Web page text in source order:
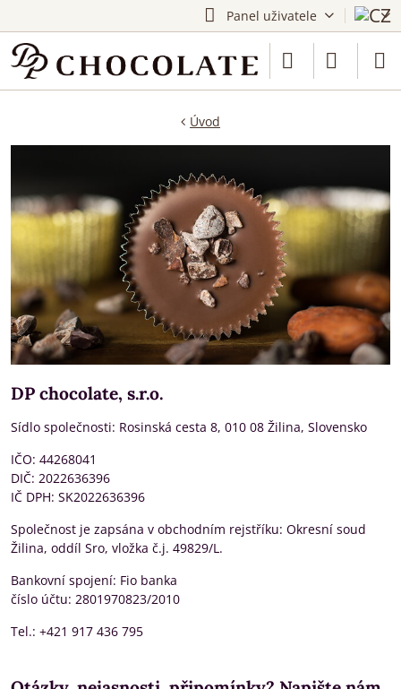
Panel uživatele
Úvod
DP chocolate, s.r.o.
Sídlo společnosti: Rosinská cesta 8, 010 08 Žilina, Slovensko
IČO: 44268041
DIČ: 2022636396
IČ DPH: SK2022636396
Společnost je zapsána v obchodním rejstříku: Okresní soud
Žilina, oddíl Sro, vložka č.j. 49829/L.
Bankovní spojení: Fio banka
číslo účtu: 2801970823/2010
Tel.: +421 917 436 795